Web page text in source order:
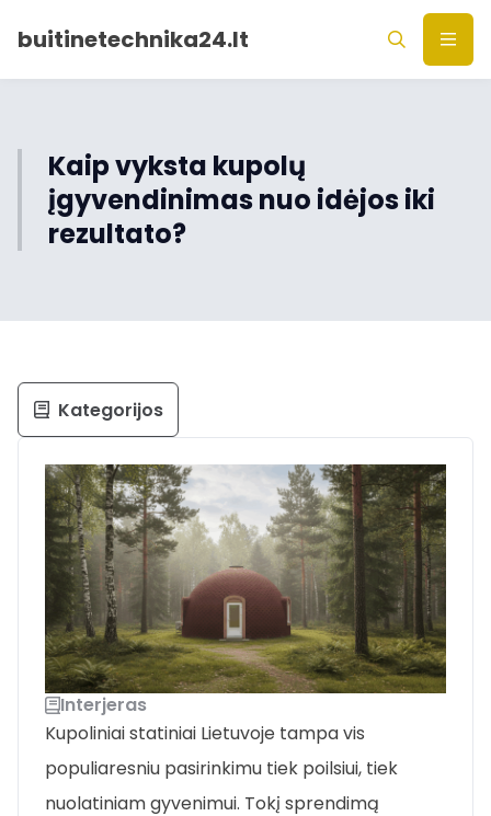
buitinetechnika24.lt
Kaip vyksta kupolų
įgyvendinimas nuo idėjos iki
rezultato?
Interjeras
Kupoliniai statiniai Lietuvoje tampa vis
populiaresniu pasirinkimu tiek poilsiui, tiek
nuolatiniam gyvenimui. Tokį sprendimą
Kategorijos